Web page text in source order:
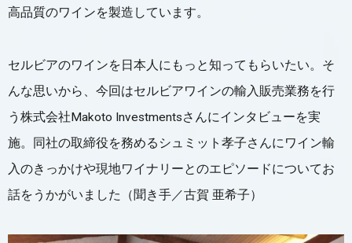
高品質のワインを製造しています。
セルビアのワインを日本人にもっと知ってもらいたい。そ
んな思いから、今回はセルビアワインの輸入販売業務を行
う株式会社Makoto Investmentsさんにインタビューを実
施。同社の取締役を務めるシュミット孝子さんにワイン輸
入のきっかけや現地ワイナリーとのエピソードについてお
話をうかがいました（聞き手／古賀 亜希子）